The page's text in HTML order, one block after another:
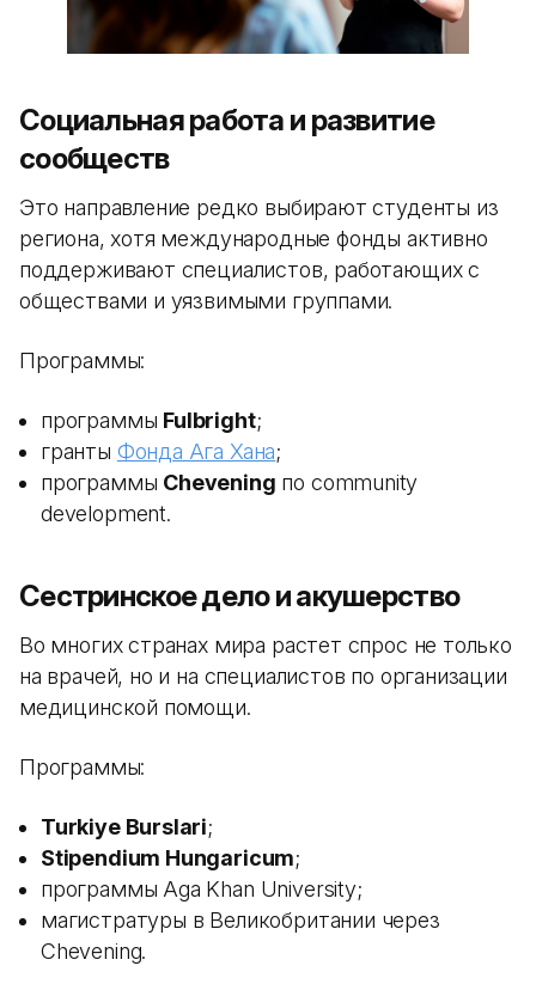
Социальная работа и развитие
сообществ
Это направление редко выбирают студенты из
региона, хотя международные фонды активно
поддерживают специалистов, работающих с
обществами и уязвимыми группами.
Программы:
программы Fulbright;
гранты Фонда Ага Хана;
программы Chevening по community
development.
Сестринское дело и акушерство
Во многих странах мира растет спрос не только
на врачей, но и на специалистов по организации
медицинской помощи.
Программы:
Turkiye Burslari;
Stipendium Hungaricum;
программы Aga Khan University;
магистратуры в Великобритании через
Chevening.